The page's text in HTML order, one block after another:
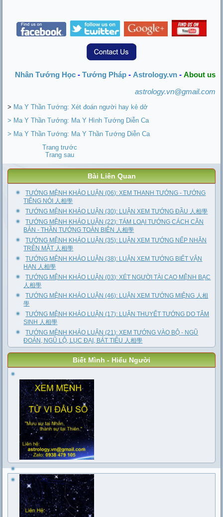
Nhân Tướng Học- Tướng Pháp- Astrology.vn- About us
astrology.vn@gmail.com
> Ma Y Thần Tướng: Xét đoán người hay kẻ dở
> Ma Y Thần Tướng: Ma Y Hình Tướng Diễn Ca
> Ma Y Thần Tướng: Ma Y Thần Tướng Diễn Ca
Trang trước
Trang sau
Bài Liên Quan
TƯỚNG MỆNH KHẢO LUẬN (06): XEM THANH TƯỚNG - TƯỚNG
TIẾNG NÓI 人相學
TƯỚNG MỆNH KHẢO LUẬN (30): LUẬN XEM TƯỚNG ĐẦU 人相學
TƯỚNG MỆNH KHẢO LUẬN (22): TÁM LOẠI TƯỚNG CÁCH CĂN
BẢN - THẦN TƯỚNG TOÀN BIÊN 人相學
TƯỚNG MỆNH KHẢO LUẬN (35): LUẬN XEM TƯỚNG NẾP NHĂN
TRÊN MẶT 人相學
TƯỚNG MỆNH KHẢO LUẬN (38): LUẬN XEM TƯỚNG BIẾT VẬN
HẠN 人相學
TƯỚNG MỆNH KHẢO LUẬN (03): XÉT NGƯỜI TÀI CAO MỆNH BẠC
人相學
TƯỚNG MỆNH KHẢO LUẬN (46): LUẬN XEM TƯỚNG MIỆNG 人相
學
TƯỚNG MỆNH KHẢO LUẬN (17): LUẬN THUYẾT TƯỚNG DO TÂM
SINH 人相學
TƯỚNG MỆNH KHẢO LUẬN (21): XEM TƯỚNG VÀO BỘ - NGŨ
ĐOẢN, NGŨ LỘ, LỤC ĐẠI, BÁT TIỂU 人相學
Biết Mình - Hiểu Người